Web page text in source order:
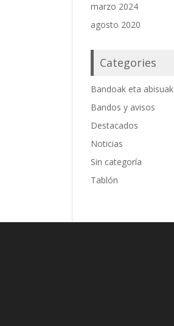
marzo 2024
agosto 2020
Categories
Bandoak eta abisuak
Bandos y avisos
Destacados
Noticias
Sin categoría
Tablón